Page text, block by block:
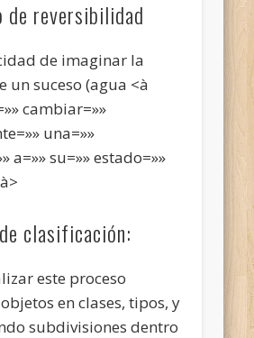
de reversibilidad
de imaginar la
un suceso (agua <à
cambiar=»»
una=»»
a=»» su=»» estado=»»
clasificación:
este proceso
en clases, tipos, y
subdivisiones dentro